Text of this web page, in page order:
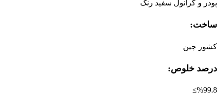
پودر و گرانول سفید رنگ
ساخت:
کشور چین
درصد خلوص:
%99.8≥